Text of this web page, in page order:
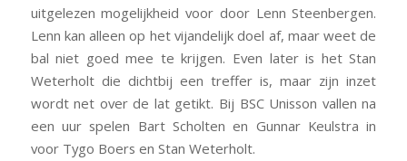
uitgelezen mogelijkheid voor door Lenn Steenbergen.
Lenn kan alleen op het vijandelijk doel af, maar weet de
bal niet goed mee te krijgen. Even later is het Stan
Weterholt die dichtbij een treffer is, maar zijn inzet
wordt net over de lat getikt. Bij BSC Unisson vallen na
een uur spelen Bart Scholten en Gunnar Keulstra in
voor Tygo Boers en Stan Weterholt.